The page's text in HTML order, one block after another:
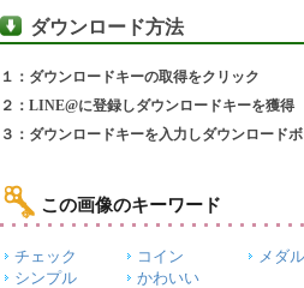
ダウンロード方法
１：ダウンロードキーの取得をクリック
２：LINE@に登録しダウンロードキーを獲得
３：ダウンロードキーを入力しダウンロード
この画像のキーワード
チェック コイン メダル
シンプル
かわいい